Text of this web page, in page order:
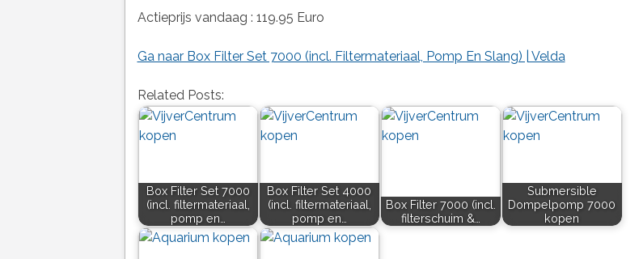
Actieprijs vandaag : 119.95 Euro
Ga naar Box Filter Set 7000 (incl. Filtermateriaal, Pomp En Slang) | Velda
Related Posts:
Box Filter Set 7000
(incl. filtermateriaal,
pomp en…
Box Filter Set 4000
(incl. filtermateriaal,
pomp en…
Box Filter 7000 (incl.
filterschuim &…
Submersible
Dompelpomp 7000
kopen